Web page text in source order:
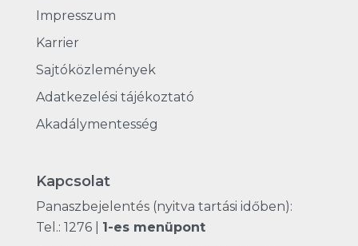
Impresszum
Karrier
Sajtóközlemények
Adatkezelési tájékoztató
Akadálymentesség
Kapcsolat
Panaszbejelentés (nyitva tartási időben):
Tel.: 1276| 1-es menüpont